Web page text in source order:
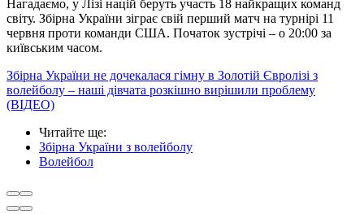
Нагадаємо, у Лізі націй беруть участь 18 найкращих команд
світу. Збірна України зіграє свій перший матч на турнірі 11
червня проти команди США. Початок зустрічі – о 20:00 за
київським часом.
Збірна України не дочекалася гімну в Золотій Євролізі з
волейболу – наші дівчата розкішно вирішили проблему
(ВІДЕО)
Читайте ще:
Збірна України з волейболу
Волейбол